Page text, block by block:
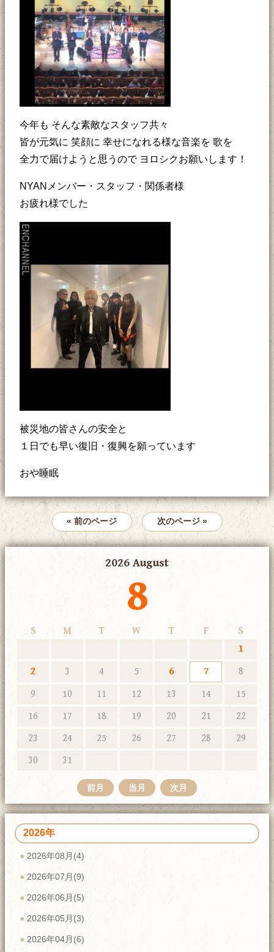
今年も そんな素敵なスタッフ共々
皆が元気に 笑顔に 幸せになれる様な音楽を 歌を
全力で届けようと思うので ヨロシクお願いします！
NYANメンバー・スタッフ・関係者様
お疲れ様でした
被災地の皆さんの安全と
１日でも早い復旧・復興を願っています
おや睡眠
« 前のページ 次のページ »
2026 August
8
S M T W T F
S
1
2
3 4 5 6 7
8
9
10 11 12 13 14
15
16
17 18 19 20 21
22
23
24 25 26 27 28
29
30
31
前月 当月 次月
2026年
2026年08月(4)
2026年07月(9)
2026年06月(5)
2026年05月(3)
2026年04月(6)